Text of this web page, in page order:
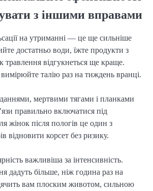
з іншими вправами
на утриманні — це ще сильніше
достатньо води, їжте продукти з
відгукнеться ще краще.
талію раз на тиждень вранці.
мертвими тягами і планками
правильно включатися під
жінок після пологів це один з
відновити корсет без ризику.
важливіша за інтенсивність.
дадуть більше, ніж година раз на
вам плоским животом, сильною